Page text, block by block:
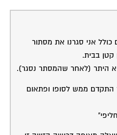
כולל אני סגרנו את מסתור
קטן בבית.
היתר (לאחר שהמסתר נסגר).
התקדם ממש לסופו ופתאום